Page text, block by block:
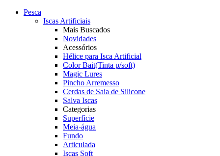
Pesca
Iscas Artificiais
Mais Buscados
Novidades
Acessórios
Hélice para Isca Artificial
Color Bait(Tinta p/soft)
Magic Lures
Pincho Arremesso
Cerdas de Saia de Silicone
Salva Iscas
Categorias
Superfície
Meia-água
Fundo
Articulada
Iscas Soft